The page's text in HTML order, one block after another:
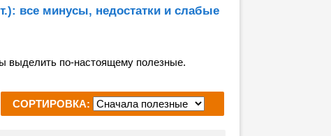
все минусы, недостатки и слабые
выделить по-настоящему полезные.
СОРТИРОВКА: